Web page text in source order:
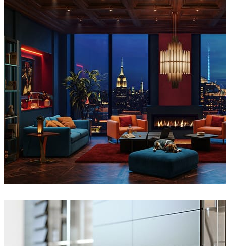
IPOLYSTUDIO 건축설계
Seifeddine El Ayeb인테리어 디자인